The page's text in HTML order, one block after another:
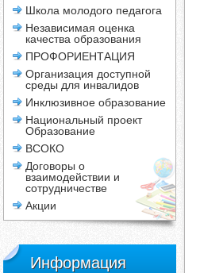
Школа молодого педагога
Независимая оценка
качества образования
ПРОФОРИЕНТАЦИЯ
Организация доступной
среды для инвалидов
Инклюзивное образование
Национальный проект
Образование
ВСОКО
Договоры о
взаимодействии и
сотрудничестве
Акции
Информация